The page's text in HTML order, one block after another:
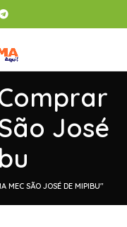
José
MEC SÃO JOSÉ DE MIPIBU"